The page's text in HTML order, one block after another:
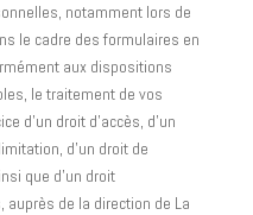
notamment lors de
le cadre des formulaires en
aux dispositions
le traitement de vos
d’un droit d’accès, d’un
d’un droit de
que d’un droit
de la direction de La